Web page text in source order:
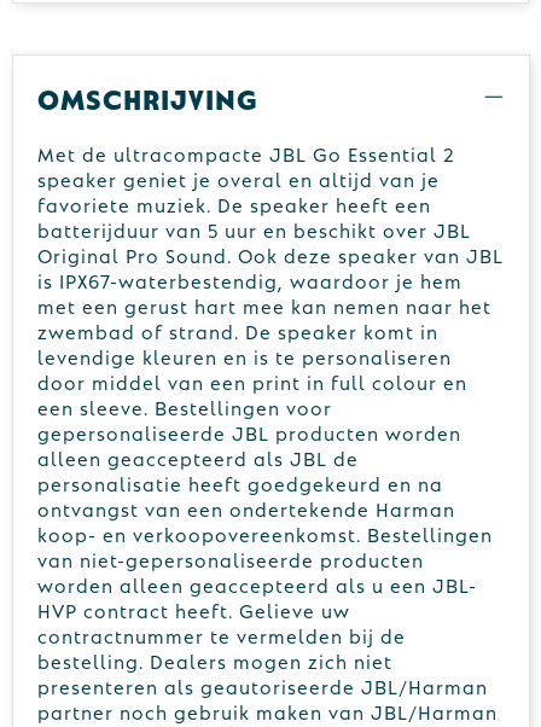
Omschrijving
Met de ultracompacte JBL Go Essential 2
speaker geniet je overal en altijd van je
favoriete muziek. De speaker heeft een
batterijduur van 5 uur en beschikt over JBL
Original Pro Sound. Ook deze speaker van JBL
is IPX67-waterbestendig, waardoor je hem
met een gerust hart mee kan nemen naar het
zwembad of strand. De speaker komt in
levendige kleuren en is te personaliseren
door middel van een print in full colour en
een sleeve. Bestellingen voor
gepersonaliseerde JBL producten worden
alleen geaccepteerd als JBL de
personalisatie heeft goedgekeurd en na
ontvangst van een ondertekende Harman
koop- en verkoopovereenkomst. Bestellingen
van niet-gepersonaliseerde producten
worden alleen geaccepteerd als u een JBL-
HVP contract heeft. Gelieve uw
contractnummer te vermelden bij de
bestelling. Dealers mogen zich niet
presenteren als geautoriseerde JBL/Harman
partner noch gebruik maken van JBL/Harman